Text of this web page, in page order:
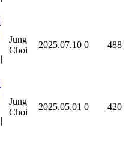
|
Jung
Choi
2025.07.10 0 488
|
Jung
Choi
2025.05.01 0 420